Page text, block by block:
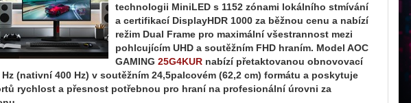
technologii MiniLED s 1152 zónami lokálního stmívání
a certifikací DisplayHDR 1000 za běžnou cenu a nabízí
režim Dual Frame pro maximální všestrannost mezi
pohlcujícím UHD a soutěžním FHD hraním. Model AOC
GAMING 25G4KUR nabízí přetaktovanou obnovovací
(nativní 400 Hz) v soutěžním 24,5palcovém (62,2 cm) formátu a poskytuje
rychlost a přesnost potřebnou pro hraní na profesionální úrovni za